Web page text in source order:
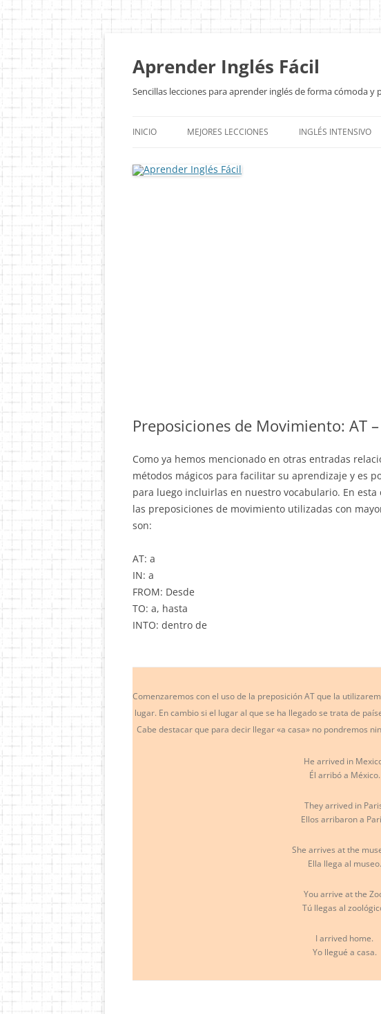
Aprender Inglés Fácil
Sencillas lecciones para aprender inglés de forma cómoda
INICIO MEJORES LECCIONES INGLÉS INTENSIVO
Preposiciones de Movimiento: AT –
Como ya hemos mencionado en otras entradas
métodos mágicos para facilitar su aprendizaje y es
para luego incluirlas en nuestro vocabulario. En esta
las preposiciones de movimiento utilizadas con
son:
AT: a
IN: a
FROM: Desde
TO: a, hasta
INTO: dentro de
Comenzaremos con el uso de la preposición AT que la
lugar. En cambio si el lugar al que se ha llegado se trata de
Cabe destacar que para decir llegar «a casa» no pondremos
He arrived in
Él arribó a México.
They arrived in
Ellos arribaron a
She arrives at the
Ella llega al museo.
You arrive at the
Tú llegas al
I arrived home.
Yo llegué a casa.